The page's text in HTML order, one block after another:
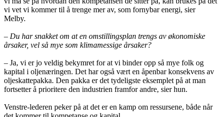
vi vet vi kommer til å trenge mer av, som fornybar energi, sier
Melby.
– Du har snakket om at en omstillingsplan trengs av økonomiske
årsaker, vel så mye som klimamessige årsaker?
– Ja, vi er jo veldig bekymret for at vi binder opp så mye folk og
kapital i oljenæringen. Det har også vært en åpenbar konsekvens av
oljeskattepakka. Den pakka er det tydeligste eksemplet på at man
fortsetter å prioritere den industrien framfor andre, sier hun.
Venstre-lederen peker på at det er en kamp om ressursene, både når